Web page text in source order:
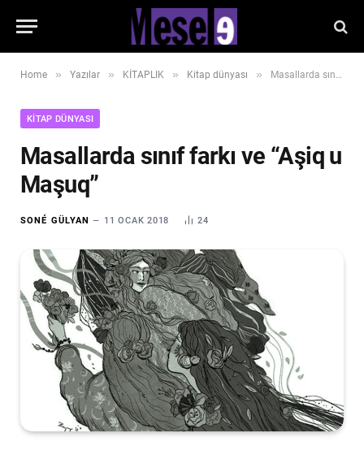
Home » Yazılar » KİTAPLIK » Kitap dünyası » Masallarda sınıf farkı ve “Aşiq u Maşuq”
KITAP DÜNYASI
Masallarda sınıf farkı ve “Aşiq u
Maşuq”
SONÉ GÜLYAN 11 OCAK 2018 24